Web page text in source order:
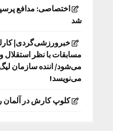
اختصاصی: مدافع
شد
خبرورزشی‌گردی|
مسابقات با نظر
می‌شود/ اننده سازمان لیگ
می‌نویسد!
کلوپ کارش در آلمان